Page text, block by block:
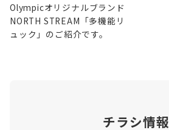
Olympicオリジナルブランド
NORTH STREAM「多機能リ
ュック」のご紹介です。
チラシ情報